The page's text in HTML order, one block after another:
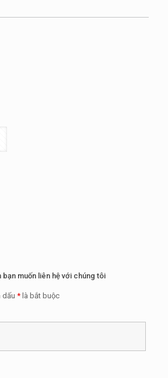
muốn liên hệ với chúng tôi
dấu * là bắt buộc